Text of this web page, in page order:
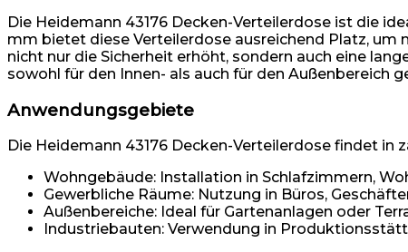
Die Heidemann 43176 Decken-Verteilerdose ist die
mm bietet diese Verteilerdose ausreichend Platz, um
nicht nur die Sicherheit erhöht, sondern auch eine
sowohl für den Innen- als auch für den Außenbereich
Anwendungsgebiete
Die Heidemann 43176 Decken-Verteilerdose findet in
Wohngebäude: Installation in Schlafzimmern,
Gewerbliche Räume: Nutzung in Büros,
Außenbereiche: Ideal für Gartenanlagen oder
Industriebauten: Verwendung in